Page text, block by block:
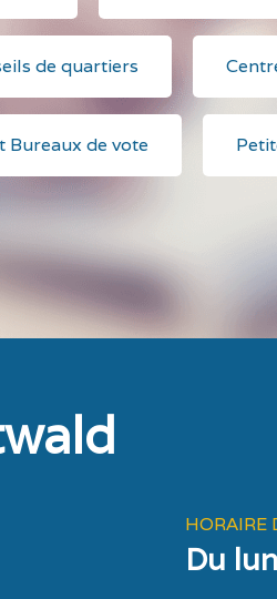
de quartiers
Bureaux de vote
HORAIRE
Du